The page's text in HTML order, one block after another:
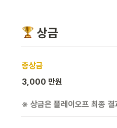
상금
총상금
3,000 만원
※ 상금은 플레이오프 최종